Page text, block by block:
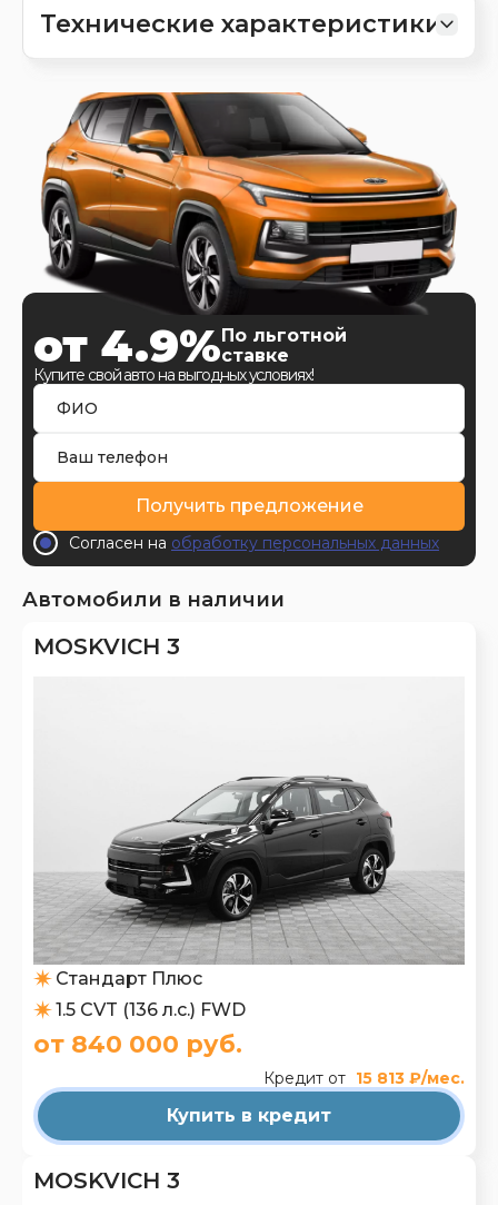
Технические характеристики
от 4.9% По льготной
ставке
Купите свой авто на выгодных условиях!
Получить предложение
Согласен на обработку персональных данных
Автомобили в наличии
MOSKVICH 3
Стандарт Плюс
1.5 CVT (136 л.с.) FWD
от 840 000 руб.
Кредит от 15 813 ₽/мес.
Купить в кредит
MOSKVICH 3